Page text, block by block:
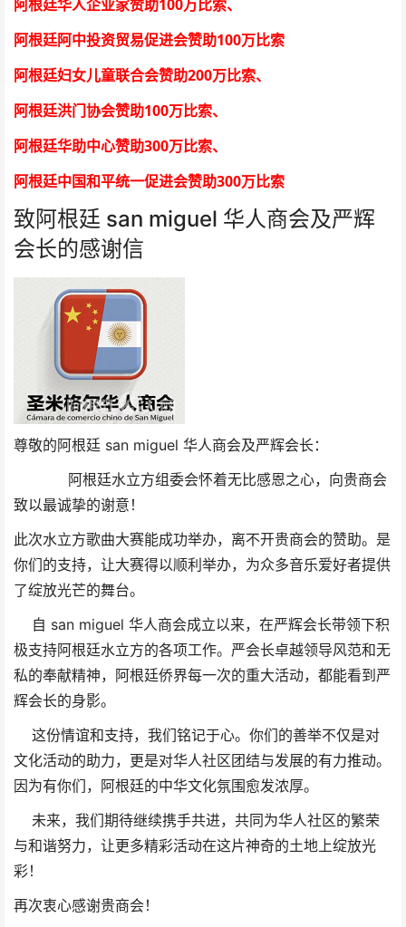
阿根廷华人企业家赞助100万比索、
阿根廷阿中投资贸易促进会赞助100万比索
阿根廷妇女儿童联合会赞助200万比索、
阿根廷洪门协会赞助100万比索、
阿根廷华助中心赞助300万比索、
阿根廷中国和平统一促进会赞助300万比索
致阿根廷 san miguel 华人商会及严辉
会长的感谢信
尊敬的阿根廷 san miguel 华人商会及严辉会长：
阿根廷水立方组委会怀着无比感恩之心，向贵商会
致以最诚挚的谢意！
此次水立方歌曲大赛能成功举办，离不开贵商会的赞助。是
你们的支持，让大赛得以顺利举办，为众多音乐爱好者提供
了绽放光芒的舞台。
自 san miguel 华人商会成立以来，在严辉会长带领下积
极支持阿根廷水立方的各项工作。严会长卓越领导风范和无
私的奉献精神，阿根廷侨界每一次的重大活动，都能看到严
辉会长的身影。
这份情谊和支持，我们铭记于心。你们的善举不仅是对
文化活动的助力，更是对华人社区团结与发展的有力推动。
因为有你们，阿根廷的中华文化氛围愈发浓厚。
未来，我们期待继续携手共进，共同为华人社区的繁荣
与和谐努力，让更多精彩活动在这片神奇的土地上绽放光
彩！
再次衷心感谢贵商会！